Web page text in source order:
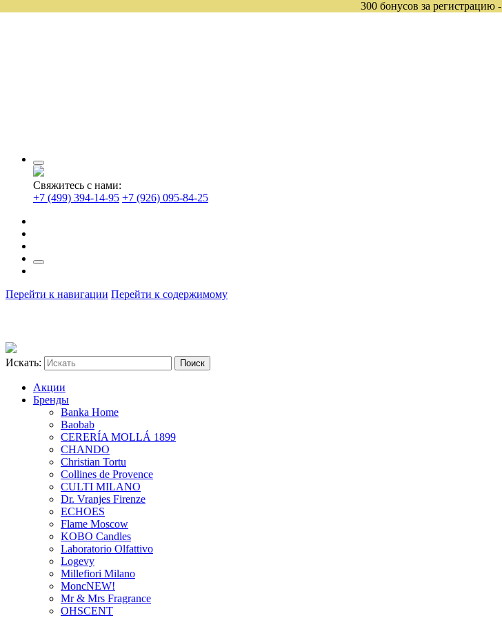
Свяжитесь с нами:
+7 (499) 394-14-95 +7 (926) 095-84-25
Перейти к навигации Перейти к содержимому
Искать:
Акции
Бренды
Banka Home
Baobab
CERERÍA MOLLÁ 1899
CHANDO
Christian Tortu
Collines de Provence
CULTI MILANO
Dr. Vranjes Firenze
ECHOES
Flame Moscow
KOBO Candles
Laboratorio Olfattivo
Logevy
Millefiori Milano
MoncNEW!
Mr & Mrs Fragrance
OHSCENT
300 бонусов за регистрацию -